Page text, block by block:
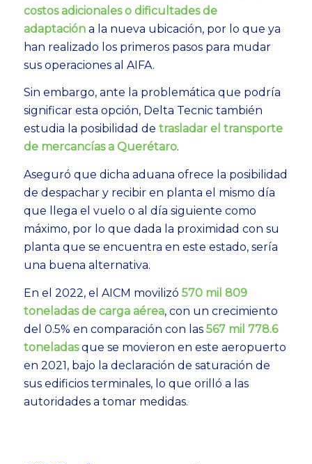
costos adicionales o dificultades de
adaptacióna la nueva ubicación, por lo que ya
han realizado los primeros pasos para mudar
sus operaciones al AIFA.
Sin embargo, ante la problemática que podría
significar esta opción, Delta Tecnic también
estudia la posibilidad de trasladar el transporte
de mercancías a Querétaro.
Aseguró que dicha aduana ofrece la posibilidad
de despachar y recibir en planta el mismo día
que llega el vuelo o al día siguiente como
máximo, por lo que dada la proximidad con su
planta que se encuentra en este estado, sería
una buena alternativa.
En el 2022, el AICM movilizó 570 mil 809
toneladas de carga aérea, con un crecimiento
del 0.5% en comparación con las 567 mil 778.6
toneladasque se movieron en este aeropuerto
en 2021, bajo la declaración de saturación de
sus edificios terminales, lo que orilló a las
autoridades a tomar medidas.